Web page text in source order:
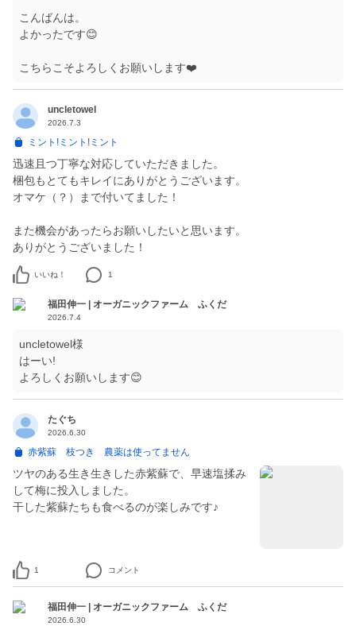
こんばんは。
よかったです😊
こちらこそよろしくお願いします❤️
uncletowel
2026.7.3
ミント!ミント!ミント
迅速且つ丁寧な対応していただきました。
梱包もとてもキレイにありがとうございます。
オマケ（？）まで付いてました！
また機会があったらお願いしたいと思います。
ありがとうございました！
いいね！ 1
福田伸一 | オーガニックファーム ふくだ
2026.7.4
uncletowel様
はーい!
よろしくお願いします😊
たぐち
2026.6.30
赤紫蘇 枝つき 農薬は使ってません
ツヤのある生き生きした赤紫蘇で、早速塩揉み
して梅に投入しました。
干した紫蘇たちも食べるのが楽しみです♪
1 コメント
福田伸一 | オーガニックファーム ふくだ
2026.6.30